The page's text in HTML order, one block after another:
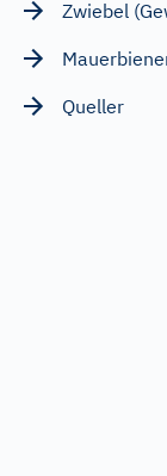
Zwiebel
Queller